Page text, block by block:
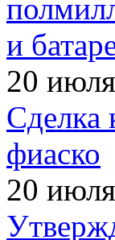
и
20
Сделка
фиаско
20